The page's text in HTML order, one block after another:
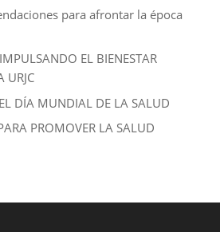
para afrontar la época
EL BIENESTAR
URJC
DÍA MUNDIAL DE LA SALUD
PROMOVER LA SALUD